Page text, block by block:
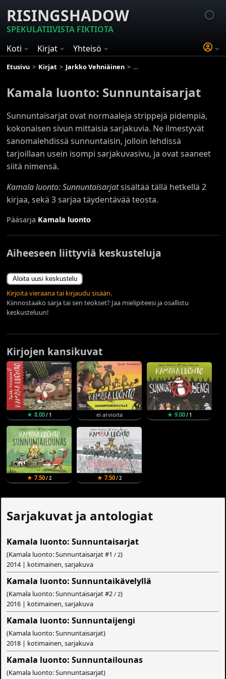
RISINGSHADOW
SPEKULATIIVISTA FIKTIOTA
Koti
Kirjat Yhteisö
Etusivu Kirjat Jarkko Vehniäinen Kamala luonto:
Kamala luonto: Sunnuntaisarjat
Sunnuntaisarjat ovat normaaleja strippejä pidempiä,
kokonaisen sivun mittaisia sarjakuvia. Ne ilmestyvät
sanomalehdissä sunnuntaisin, jolloin lehdissä
tarjoillaan usein isompi sarjakuvasivu, ja ovat saaneet
siitä nimensä.
Kamala luonto: Sunnuntaisarjatsisältää tällä hetkellä 2
kirjaa, sekä 3 sarjaa täydentävää teosta.
Pääsarja Kamala luonto
Aiheeseen liittyviä keskusteluja
Aloita uusi keskustelu
Kirjoita vieraana tai kirjaudu sisään.
Kiinnostaako sarja tai sen teokset? Jaa mielipiteesi ja osallistu
keskusteluun!
Kirjojen kansikuvat
★ 8.00/ 1 ei arvioita ★ 9.00/ 1
★ 7.50/ 2 ★ 7.50/ 2
Sarjakuvat ja antologiat
Kamala luonto: Sunnuntaisarjat
(Kamala luonto: Sunnuntaisarjat #1 / 2)
2014 | kotimainen, sarjakuva
Kamala luonto: Sunnuntaikävelyllä
(Kamala luonto: Sunnuntaisarjat #2 / 2)
2016 | kotimainen, sarjakuva
Kamala luonto: Sunnuntaijengi
(Kamala luonto: Sunnuntaisarjat)
2018 | kotimainen, sarjakuva
Kamala luonto: Sunnuntailounas
(Kamala luonto: Sunnuntaisarjat)